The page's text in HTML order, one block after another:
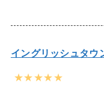
イングリッシュタウ
★★★★★